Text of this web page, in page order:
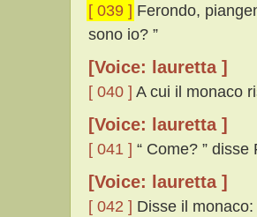
[ 039 ] Ferondo,
sono io? ”
[Voice: lauretta ]
[ 040 ] A cui il monaco
[Voice: lauretta ]
[ 041 ] “ Come? ”
[Voice: lauretta ]
[ 042 ] Disse il